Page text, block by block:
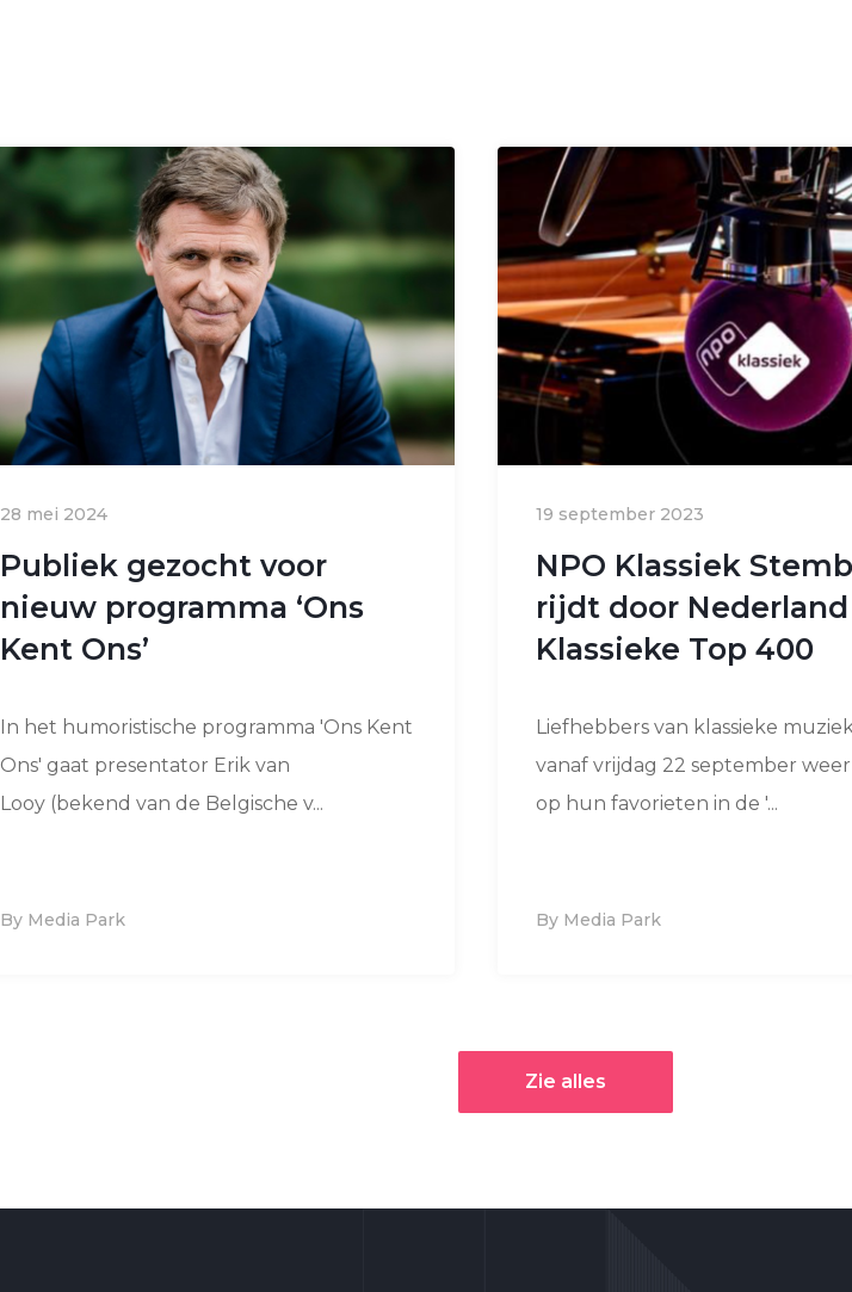
28 mei 2024
Publiek gezocht voor
nieuw programma ‘Ons
Kent Ons’
In het humoristische programma 'Ons Kent
Ons' gaat presentator Erik van
Looy (bekend van de Belgische v...
By Media Park
19 september 2023
NPO Klassiek
rijdt door
Klassieke Top 400
Liefhebbers van klassieke
vanaf vrijdag 22 september
op hun favorieten in de '...
By Media Park
Zie alles